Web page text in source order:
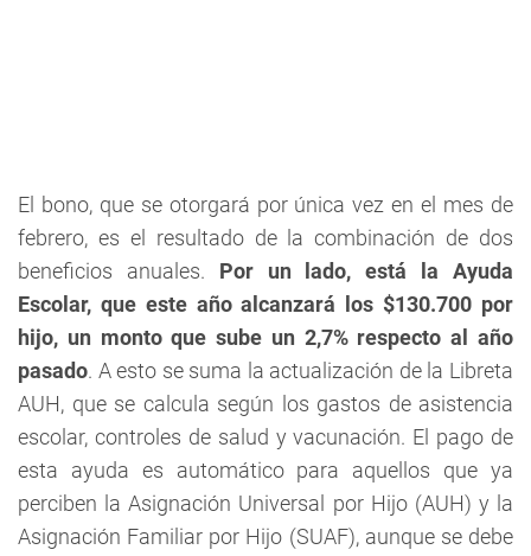
El bono, que se otorgará por única vez en el mes de
febrero, es el resultado de la combinación de dos
beneficios anuales. Por un lado, está la Ayuda
Escolar, que este año alcanzará los $130.700 por
hijo, un monto que sube un 2,7% respecto al año
pasado. A esto se suma la actualización de la Libreta
AUH, que se calcula según los gastos de asistencia
escolar, controles de salud y vacunación. El pago de
esta ayuda es automático para aquellos que ya
perciben la Asignación Universal por Hijo (AUH) y la
Asignación Familiar por Hijo (SUAF), aunque se debe